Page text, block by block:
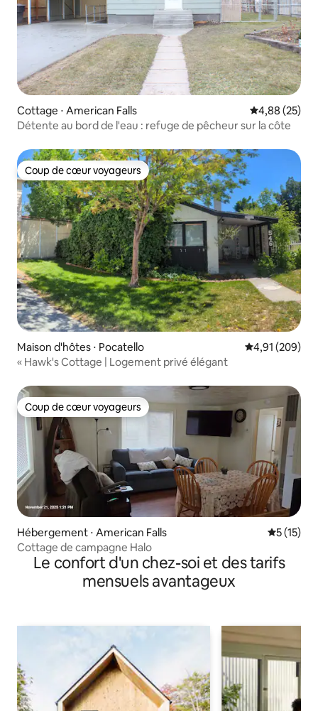
Cottage ⋅ American Falls Évaluation
4,88 (25)
Détente au bord de l'eau : refuge de pêcheur sur la côte
Coup de cœur voyageurs
Coup de cœur voyageurs
Maison d'hôtes ⋅ Pocatello Évaluation
4,91 (209)
« Hawk's Cottage | Logement privé élégant
Coup de cœur voyageurs
Coup de cœur voyageurs
Hébergement ⋅ American Falls
5 (15)
Cottage de campagne Halo
Le confort d'un chez-soi et des tarifs
mensuels avantageux